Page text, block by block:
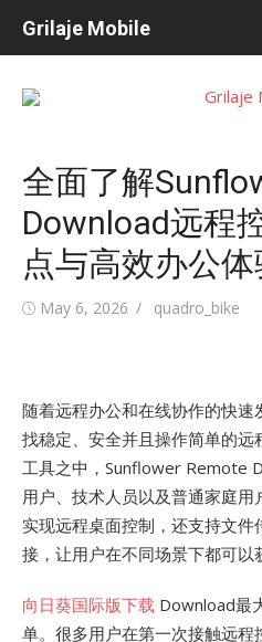
Grilaje Mobile
全面了解
Download远程
点与高效办公
Posted
May 6, 2026 Author
quadro_bike
随着远程办公和在线协作的快
找稳定、安全并且操作简单的
工具之中，Sunflower Remote
用户、技术人员以及普通家庭
实现远程桌面控制，还支持文
接，让用户在不同场景下都可以
向日葵国际版下载 Download最
单。很多用户在第一次接触远程